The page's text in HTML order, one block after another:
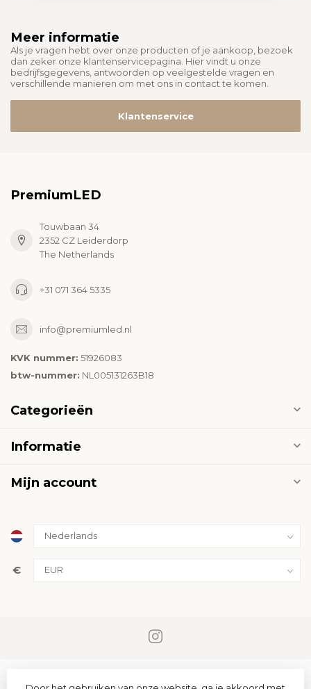
Meer informatie
Als je vragen hebt over onze producten of je aankoop, bezoek
dan zeker onze klantenservicepagina. Hier vindt u onze
bedrijfsgegevens, antwoorden op veelgestelde vragen en
verschillende manieren om met ons in contact te komen.
Klantenservice
PremiumLED
Touwbaan 34
2352 CZ Leiderdorp
The Netherlands
+31 071 364 5335
info@premiumled.nl
KVK nummer: 51926083
btw-nummer: NL005131263B18
Categorieën
Informatie
Mijn account
€